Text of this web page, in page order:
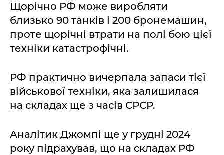
Щорічно РФ може виробляти
близько 90 танків і 200 бронемашин,
проте щорічні втрати на полі бою цієї
техніки катастрофічні.
РФ практично вичерпала запаси тієї
військової техніки, яка залишилася
на складах ще з часів СРСР.
Аналітик Джомпі ще у грудні 2024
року підрахував, що на складах РФ